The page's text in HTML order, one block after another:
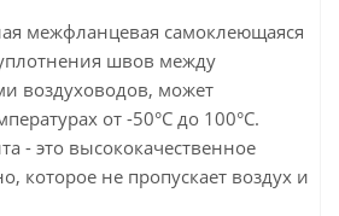
межфланцевая самоклеющаяся
швов между
воздуховодов, может
от -50°C до 100°C.
- это высококачественное
которое не пропускает воздух и